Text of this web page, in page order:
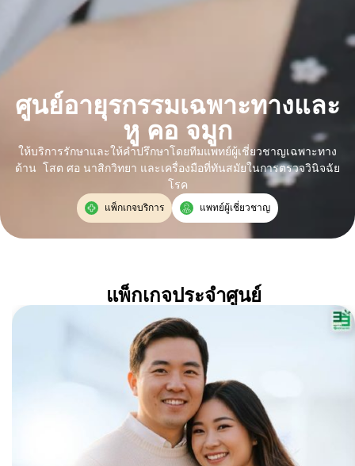
ศูนย์อายุรกรรมเฉพาะทางและ
หู คอ จมูก
ให้บริการรักษาและให้คำปรึกษาโดยทีมแพทย์ผู้เชี่ยวชาญเฉพาะทาง
ด้าน โสต ศอ นาสิกวิทยา และเครื่องมือที่ทันสมัยในการตรวจวินิจฉัย
โรค
แพ็กเกจบริการ แพทย์ผู้เชี่ยวชาญ
แพ็กเกจประจำศูนย์